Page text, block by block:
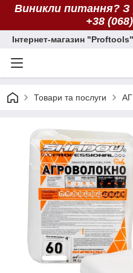
Виникли питання?
+38
Інтернет-магазин
Товари та послуги